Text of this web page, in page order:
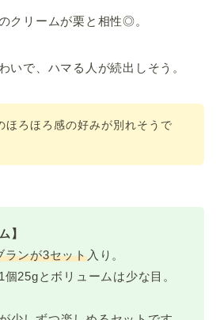
クリームが栗と相性◎。
いで、ハマる人が続出しそう。
ほろほろ感の好みが別れそうで
】
ランが3セット入り。
個25gとボリュームは少な目。